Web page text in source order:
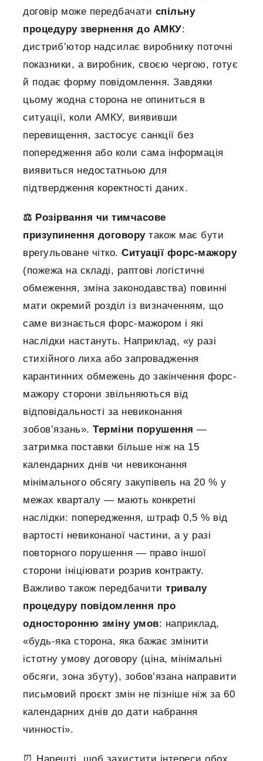
договір може передбачати спільну
процедуру звернення до АМКУ:
дистриб’ютор надсилає виробнику поточні
показники, а виробник, своєю чергою, готує
й подає форму повідомлення. Завдяки
цьому жодна сторона не опиниться в
ситуації, коли АМКУ, виявивши
перевищення, застосує санкції без
попередження або коли сама інформація
виявиться недостатньою для
підтвердження коректності даних.
⚖️ Розірвання чи тимчасове
призупинення договорутакож має бути
врегульоване чітко. Ситуації форс-мажору
(пожежа на складі, раптові логістичні
обмеження, зміна законодавства) повинні
мати окремий розділ із визначенням, що
саме визнається форс-мажором і які
наслідки настануть. Наприклад, «у разі
стихійного лиха або запровадження
карантинних обмежень до закінчення форс-
мажору сторони звільняються від
відповідальності за невиконання
зобов’язань». Терміни порушення —
затримка поставки більше ніж на 15
календарних днів чи невиконання
мінімального обсягу закупівель на 20 % у
межах кварталу — мають конкретні
наслідки: попередження, штраф 0,5 % від
вартості невиконаної частини, а у разі
повторного порушення — право іншої
сторони ініціювати розрив контракту.
Важливо також передбачити тривалу
процедуру повідомлення про
односторонню зміну умов: наприклад,
«будь-яка сторона, яка бажає змінити
істотну умову договору (ціна, мінімальні
обсяги, зона збуту), зобов’язана направити
письмовий проєкт змін не пізніше ніж за 60
календарних днів до дати набрання
чинності».